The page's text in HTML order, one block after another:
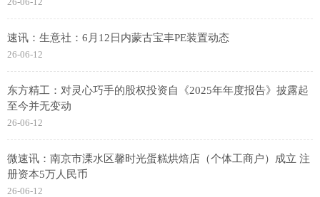
速讯：生意社：6月12日内蒙古宝丰PE装置动态
26-06-12
东方精工：对灵心巧手的股权投资自《2025年年度报告》披露起
至今并无变动
26-06-12
微速讯：南京市溧水区馨时光蛋糕烘焙店（个体工商户）成立 注
册资本5万人民币
26-06-12